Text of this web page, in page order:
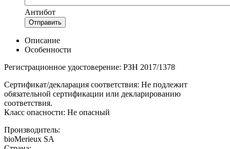
Антибот
Отправить
Описание
Особенности
Регистрационное удостоверение: РЗН 2017/1378
Сертификат/декларация соответствия: Не подлежит
обязательной сертификации или декларированию
соответствия.
Класс опасности: Не опасный
Производитель:
bioMerieux SA